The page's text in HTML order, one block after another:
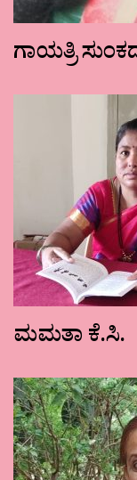
ಗಾಯತ್ರಿ
ಮಮತಾ ಕೆ.ಸಿ.